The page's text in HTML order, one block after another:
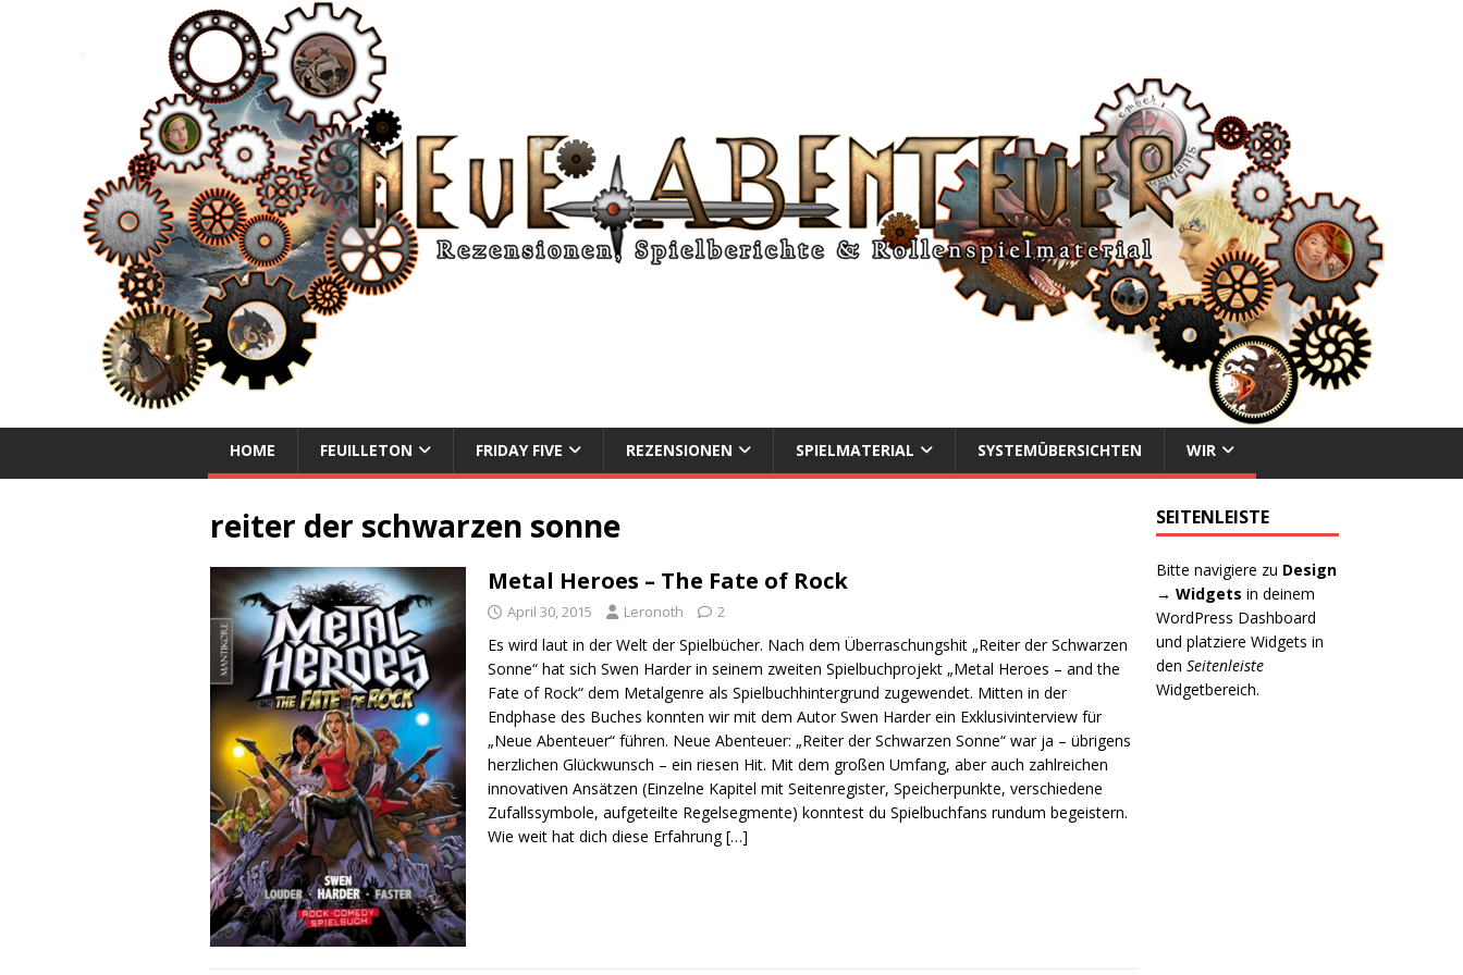
NEUE ABENTEUER
HOME FEUILLETON FRIDAY FIVE REZENSIONEN SPIELMATERIAL SYSTEMÜBERSICHTEN WIR
reiter der schwarzen sonne
Metal Heroes – The Fate of Rock
April 30, 2015 Leronoth 2
Es wird laut in der Welt der Spielbücher. Nach dem Überraschungshit „Reiter der Schwarzen
Sonne“ hat sich Swen Harder in seinem zweiten Spielbuchprojekt „Metal Heroes – and the
Fate of Rock“ dem Metalgenre als Spielbuchhintergrund zugewendet. Mitten in der
Endphase des Buches konnten wir mit dem Autor Swen Harder ein Exklusivinterview für
„Neue Abenteuer“ führen. Neue Abenteuer: „Reiter der Schwarzen Sonne“ war ja – übrigens
herzlichen Glückwunsch – ein riesen Hit. Mit dem großen Umfang, aber auch zahlreichen
innovativen Ansätzen (Einzelne Kapitel mit Seitenregister, Speicherpunkte, verschiedene
Zufallssymbole, aufgeteilte Regelsegmente) konntest du Spielbuchfans rundum begeistern.
Wie weit hat dich diese Erfahrung[…]
SEITENLEISTE
Bitte navigiere zu Design
→ Widgets in deinem
WordPress Dashboard
und platziere Widgets in
denSeitenleiste
Widgetbereich.